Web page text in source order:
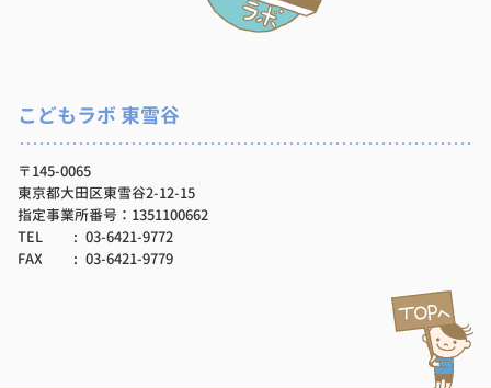
こどもラボ 東雪谷
〒145-0065
東京都大田区東雪谷2-12-15
指定事業所番号：1351100662
TEL
03-6421-9772
FAX
03-6421-9779